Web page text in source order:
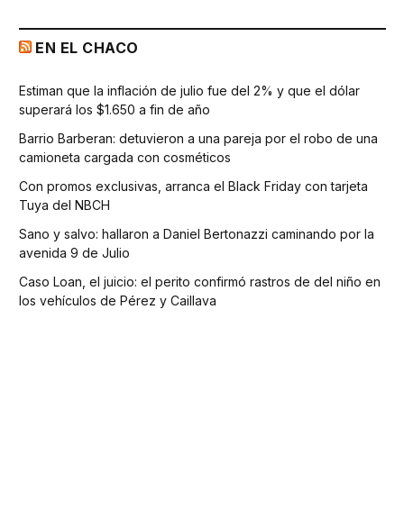
EN EL CHACO
Estiman que la inflación de julio fue del 2% y que el dólar
superará los $1.650 a fin de año
Barrio Barberan: detuvieron a una pareja por el robo de una
camioneta cargada con cosméticos
Con promos exclusivas, arranca el Black Friday con tarjeta
Tuya del NBCH
Sano y salvo: hallaron a Daniel Bertonazzi caminando por la
avenida 9 de Julio
Caso Loan, el juicio: el perito confirmó rastros de del niño en
los vehículos de Pérez y Caillava